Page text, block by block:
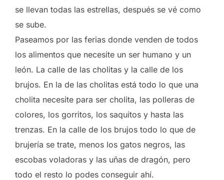
se llevan todas las estrellas, después se vé como
se sube.
Paseamos por las ferias donde venden de todos
los alimentos que necesite un ser humano y un
león. La calle de las cholitas y la calle de los
brujos. En la de las cholitas está todo lo que una
cholita necesite para ser cholita, las polleras de
colores, los gorritos, los saquitos y hasta las
trenzas. En la calle de los brujos todo lo que de
brujería se trate, menos los gatos negros, las
escobas voladoras y las uñas de dragón, pero
todo el resto lo podes conseguir ahí.